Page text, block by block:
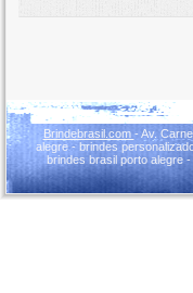
Brindebrasil.com - Av.
alegre - brindes
brindes brasil porto alegre